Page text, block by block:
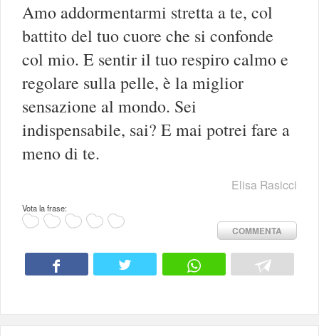
Amo addormentarmi stretta a te, col
battito del tuo cuore che si confonde
col mio. E sentir il tuo respiro calmo e
regolare sulla pelle, è la miglior
sensazione al mondo. Sei
indispensabile, sai? E mai potrei fare a
meno di te.
Elisa Rasicci
Vota la frase:
COMMENTA